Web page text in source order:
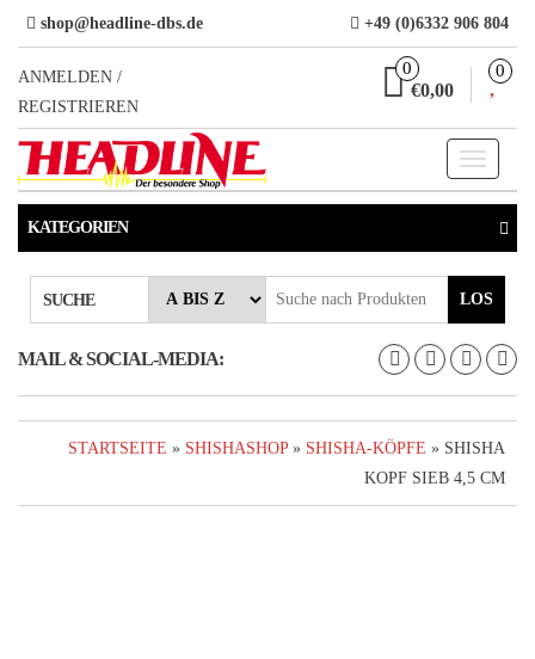
Direkt
zum
Inhalt
shop@headline-dbs.de +49 (0)6332 906 804
ANMELDEN /
REGISTRIEREN
0
€0,00
0
Toggle
KATEGORIEN
SUCHE LOS
MAIL & SOCIAL-MEDIA:
STARTSEITE » SHISHASHOP» SHISHA-KÖPFE » SHISHA
KOPF SIEB 4,5 CM